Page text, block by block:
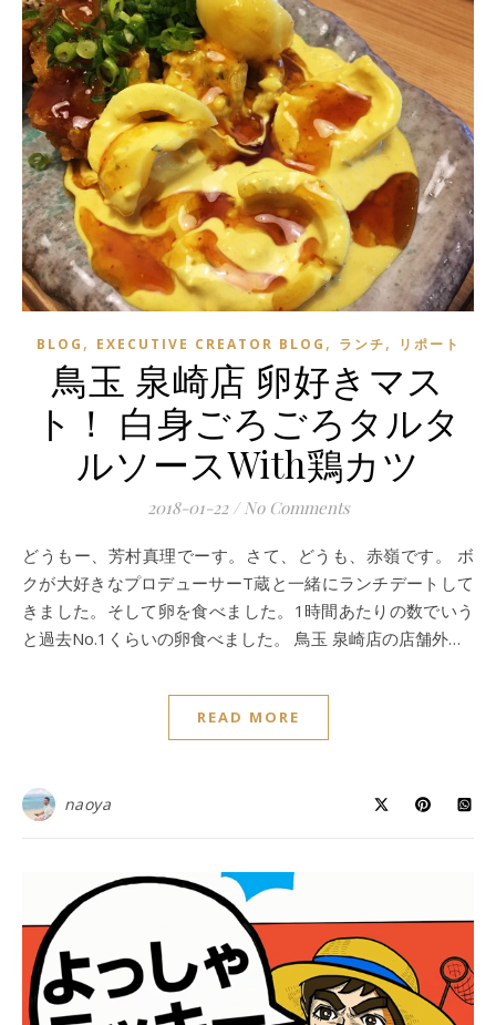
BLOG , EXECUTIVE CREATOR BLOG , ランチ, リポート
鳥玉 泉崎店 卵好きマス
ト！ 白身ごろごろタルタ
ルソースWith鶏カツ
2018-01-22 / No Comments
どうもー、芳村真理でーす。さて、どうも、赤嶺です。 ボ
クが大好きなプロデューサーT蔵と一緒にランチデートして
きました。そして卵を食べました。1時間あたりの数でいう
と過去No.1くらいの卵食べました。 鳥玉 泉崎店の店舗外…
READ MORE
naoya